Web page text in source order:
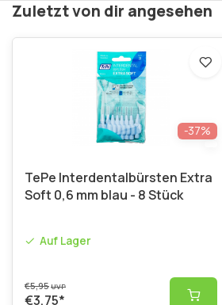
Zuletzt von dir angesehen
-37%
TePe Interdentalbürsten Extra
Soft 0,6 mm blau - 8 Stück
Auf Lager
€5,95UVP
€3,75*